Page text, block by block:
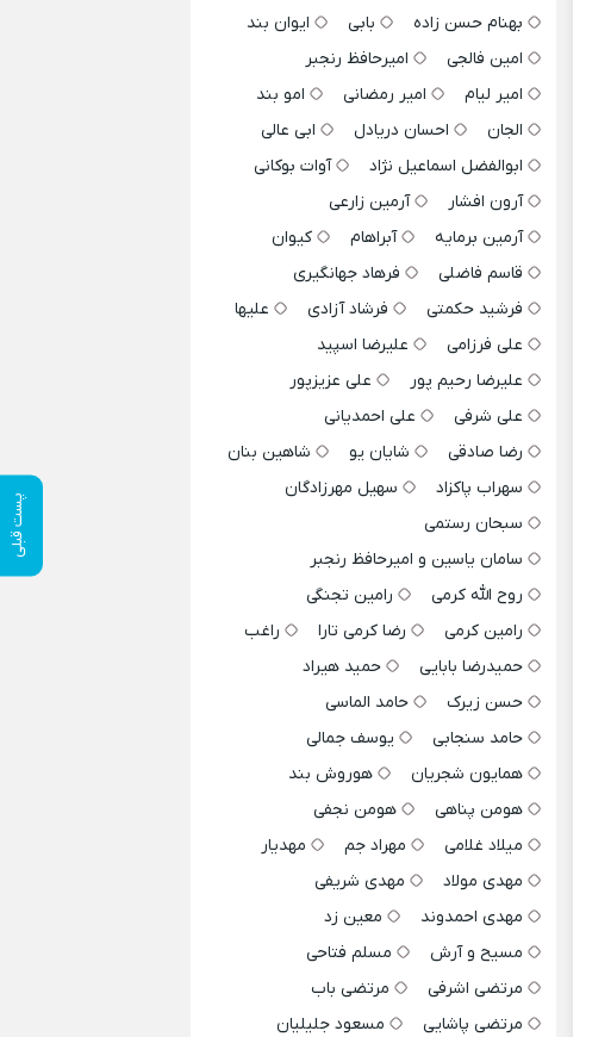
پست قبلی
بهنام حسن زاده
بابی
ایوان بند
امین فالجی
امیرحافظ رنجبر
امیر لیام
امیر رمضانی
امو بند
الجان
احسان دریادل
ابی عالی
ابوالفضل اسماعیل نژاد
آوات بوکانی
آرون افشار
آرمین زارعی
آرمین برمایه
آبراهام
کیوان
قاسم فاضلی
فرهاد جهانگیری
فرشید حکمتی
فرشاد آزادی
علیها
علی فرزامی
علیرضا اسپید
علیرضا رحیم پور
علی عزیزپور
علی شرفی
علی احمدیانی
رضا صادقی
شایان یو
شاهین بنان
سهراب پاکزاد
سهیل مهرزادگان
سبحان رستمی
سامان یاسین و امیرحافظ رنجبر
روح الله کرمی
رامین تجنگی
رامین کرمی
رضا کرمی تارا
راغب
حمیدرضا بابایی
حمید هیراد
حسن زیرک
حامد الماسی
حامد سنجابی
یوسف جمالی
همایون شجریان
هوروش بند
هومن پناهی
هومن نجفی
میلاد غلامی
مهراد جم
مهدیار
مهدی مولاد
مهدی شریفی
مهدی احمدوند
معین زد
مسیح و آرش
مسلم فتاحی
مرتضی اشرفی
مرتضی باب
مرتضی پاشایی
مسعود جلیلیان